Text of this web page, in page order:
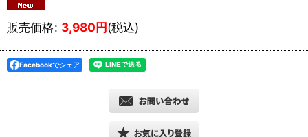
販売価格: 3,980円(税込)
Facebookでシェア